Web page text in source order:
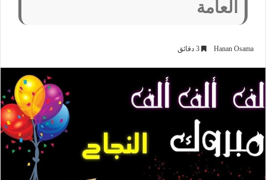
العامة
Hanan Osama